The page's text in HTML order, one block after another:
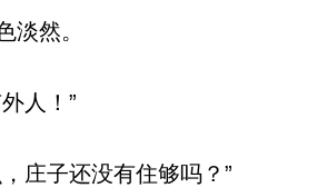
然。
人！”
庄子还没有住够吗？”